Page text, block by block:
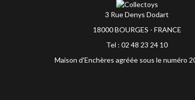
3 Rue Denys Dodart
18000 BOURGES - FRANCE
Tel : 02 48 23 24 10
Maison d'Enchères agréée sous le numéro